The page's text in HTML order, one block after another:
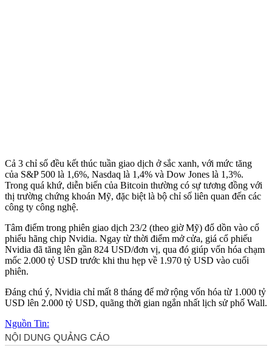
Cả 3 chỉ số đều kết thúc tuần giao dịch ở sắc xanh, với mức tăng
của S&P 500 là 1,6%, Nasdaq là 1,4% và Dow Jones là 1,3%.
Trong quá khứ, diễn biến của Bitcoin thường có sự tương đồng với
thị trường chứng khoán Mỹ, đặc biệt là bộ chỉ số liên quan đến các
công ty công nghệ.
Tâm điểm trong phiên giao dịch 23/2 (theo giờ Mỹ) đổ dồn vào cổ
phiếu hãng chip Nvidia. Ngay từ thời điểm mở cửa, giá cổ phiếu
Nvidia đã tăng lên gần 824 USD/đơn vị, qua đó giúp vốn hóa chạm
mốc 2.000 tỷ USD trước khi thu hẹp về 1.970 tỷ USD vào cuối
phiên.
Đáng chú ý, Nvidia chỉ mất 8 tháng để mở rộng vốn hóa từ 1.000 tỷ
USD lên 2.000 tỷ USD, quãng thời gian ngắn nhất lịch sử phố Wall.
Nguồn Tin: